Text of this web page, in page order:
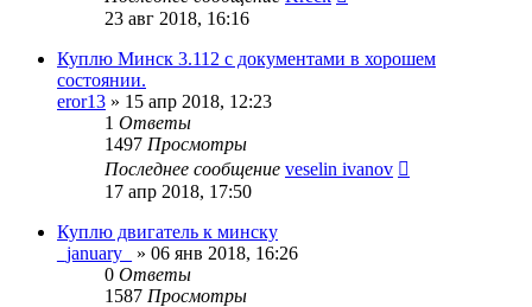
23 авг 2018, 16:16
Куплю Минск 3.112 с документами в хорошем
состоянии.
eror13 » 15 апр 2018, 12:23
1 Ответы
1497 Просмотры
Последнее сообщение veselin ivanov
17 апр 2018, 17:50
Куплю двигатель к минску
_january_
» 06 янв 2018, 16:26
0 Ответы
1587 Просмотры